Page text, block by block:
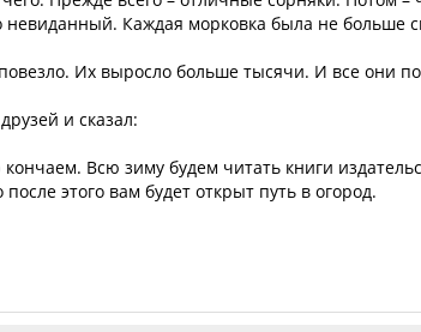
невиданный. Каждая морковка была не больше
Их выросло больше тысячи. И все они
и сказал:
Всю зиму будем читать книги
этого вам будет открыт путь в огород.